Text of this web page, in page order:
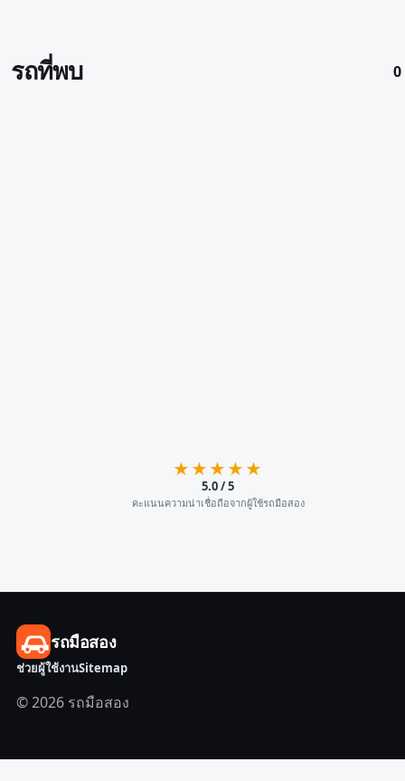
รถที่พบ
★★★★★
5.0 / 5
คะแนนความน่าเชื่อถือจากผู้ใช้รถมือสอง
รถมือสอง
ช่วยผู้ใช้งานSitemap
© 2026 รถมือสอง